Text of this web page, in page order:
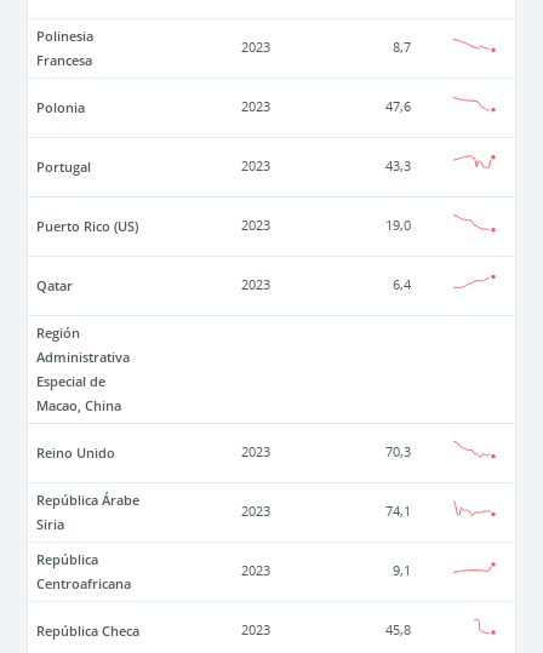
Polinesia
Francesa
2023 8,7
Polonia 2023 47,6
Portugal 2023 43,3
Puerto Rico (US) 2023 19,0
Qatar 2023 6,4
Región
Administrativa
Especial de
Macao, China
Reino Unido 2023 70,3
República Árabe
Siria
2023 74,1
República
Centroafricana
2023 9,1
República Checa 2023 45,8